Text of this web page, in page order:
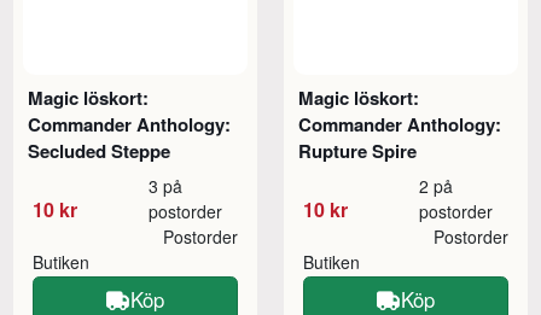
Magic löskort:
Commander Anthology:
Secluded Steppe
10 kr
3 på
postorder
Butiken
Postorder
Köp
Magic löskort:
Commander Anthology:
Rupture Spire
10 kr
2 på
postorder
Butiken
Postorder
Köp